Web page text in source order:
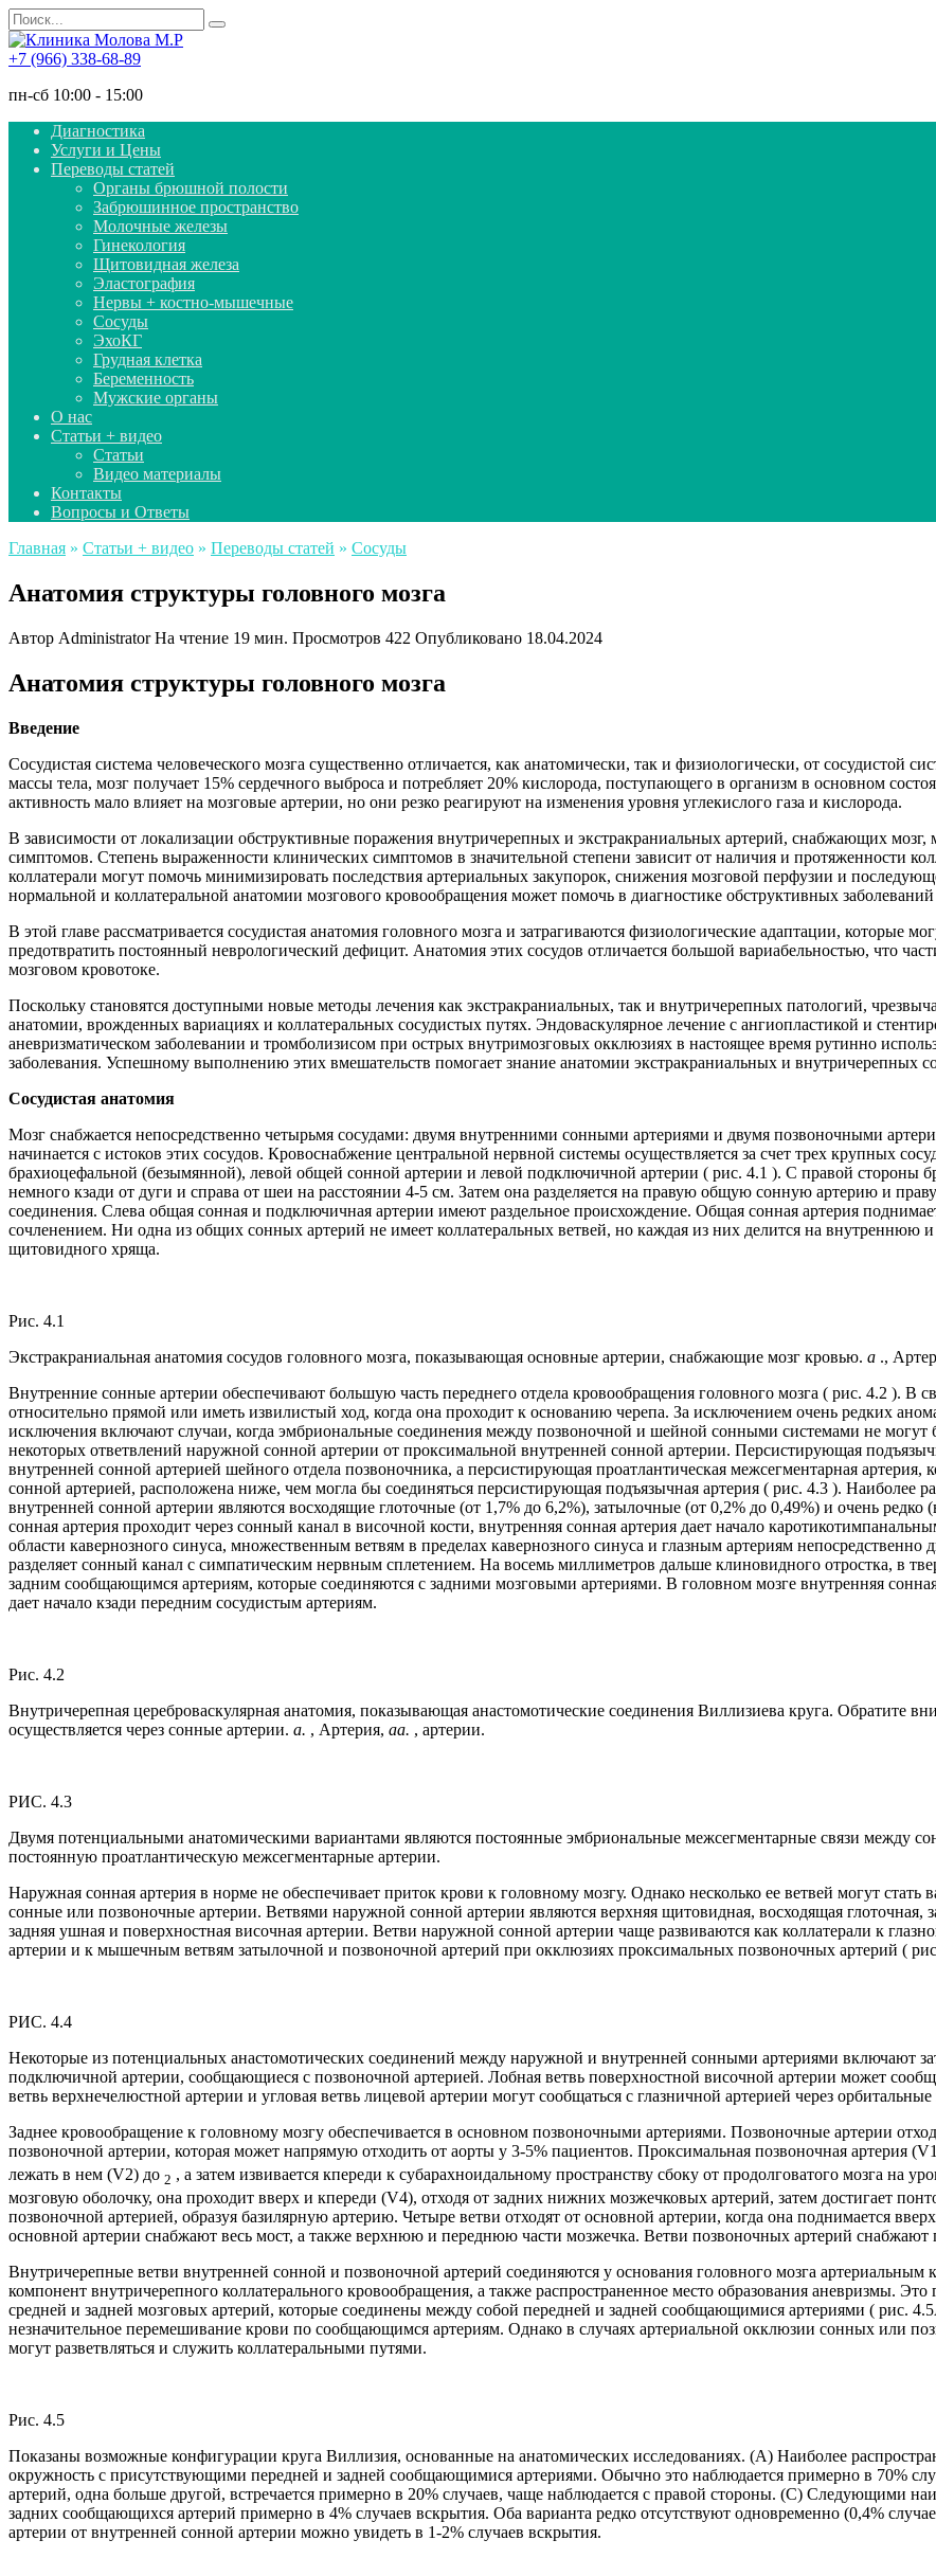
Перейти
к
содержанию
Search
for:
+7 (966) 338-68-89
пн-сб 10:00 - 15:00
Диагностика
Услуги и Цены
Переводы статей
Органы брюшной полости
Забрюшинное пространство
Молочные железы
Гинекология
Щитовидная железа
Эластография
Нервы + костно-мышечные
Сосуды
ЭхоКГ
Грудная клетка
Беременность
Мужские органы
О нас
Статьи + видео
Статьи
Видео материалы
Контакты
Вопросы и Ответы
Главная » Статьи + видео » Переводы статей » Сосуды
Анатомия структуры головного мозга
Автор Administrator На чтение 19 мин. Просмотров 422 Опубликовано 18.04.2024
Анатомия структуры головного мозга
Введение
Сосудистая система человеческого мозга существенно отличается, как анатомически, так и физиологически, от сосудистой
массы тела, мозг получает 15% сердечного выброса и потребляет 20% кислорода, поступающего в организм в основном
активность мало влияет на мозговые артерии, но они резко реагируют на изменения уровня углекислого газа и кислорода.
В зависимости от локализации обструктивные поражения внутричерепных и экстракраниальных артерий, снабжающих
симптомов. Степень выраженности клинических симптомов в значительной степени зависит от наличия и протяженности
коллатерали могут помочь минимизировать последствия артериальных закупорок, снижения мозговой перфузии и
нормальной и коллатеральной анатомии мозгового кровообращения может помочь в диагностике обструктивных
В этой главе рассматривается сосудистая анатомия головного мозга и затрагиваются физиологические адаптации, которые
предотвратить постоянный неврологический дефицит. Анатомия этих сосудов отличается большой вариабельностью, что
мозговом кровотоке.
Поскольку становятся доступными новые методы лечения как экстракраниальных, так и внутричерепных патологий,
анатомии, врожденных вариациях и коллатеральных сосудистых путях. Эндоваскулярное лечение с ангиопластикой и
аневризматическом заболевании и тромболизисом при острых внутримозговых окклюзиях в настоящее время рутинно
заболевания. Успешному выполнению этих вмешательств помогает знание анатомии экстракраниальных и внутричерепных
Сосудистая анатомия
Мозг снабжается непосредственно четырьмя сосудами: двумя внутренними сонными артериями и двумя позвоночными
начинается с истоков этих сосудов. Кровоснабжение центральной нервной системы осуществляется за счет трех крупных
брахиоцефальной (безымянной), левой общей сонной артерии и левой подключичной артерии ( рис. 4.1 ). С правой стороны
немного кзади от дуги и справа от шеи на расстоянии 4-5 см. Затем она разделяется на правую общую сонную артерию и
соединения. Слева общая сонная и подключичная артерии имеют раздельное происхождение. Общая сонная артерия
сочленением. Ни одна из общих сонных артерий не имеет коллатеральных ветвей, но каждая из них делится на
щитовидного хряща.
Рис. 4.1
Экстракраниальная анатомия сосудов головного мозга, показывающая основные артерии, снабжающие мозг кровью. a .,
Внутренние сонные артерии обеспечивают большую часть переднего отдела кровообращения головного мозга ( рис. 4.2 ). В
относительно прямой или иметь извилистый ход, когда она проходит к основанию черепа. За исключением очень редких
исключения включают случаи, когда эмбриональные соединения между позвоночной и шейной сонными системами не могут
некоторых ответвлений наружной сонной артерии от проксимальной внутренней сонной артерии. Персистирующая
внутренней сонной артерией шейного отдела позвоночника, а персистирующая проатлантическая межсегментарная
сонной артерией, расположена ниже, чем могла бы соединяться персистирующая подъязычная артерия ( рис. 4.3 ). Наиболее
внутренней сонной артерии являются восходящие глоточные (от 1,7% до 6,2%), затылочные (от 0,2% до 0,49%) и очень
сонная артерия проходит через сонный канал в височной кости, внутренняя сонная артерия дает начало
области кавернозного синуса, множественным ветвям в пределах кавернозного синуса и глазным артериям непосредственно
разделяет сонный канал с симпатическим нервным сплетением. На восемь миллиметров дальше клиновидного отростка, в
задним сообщающимся артериям, которые соединяются с задними мозговыми артериями. В головном мозге внутренняя
дает начало кзади передним сосудистым артериям.
Рис. 4.2
Внутричерепная цереброваскулярная анатомия, показывающая анастомотические соединения Виллизиева круга. Обратите
осуществляется через сонные артерии. a. , Артерия, aa. , артерии.
РИС. 4.3
Двумя потенциальными анатомическими вариантами являются постоянные эмбриональные межсегментарные связи между
постоянную проатлантическую межсегментарные артерии.
Наружная сонная артерия в норме не обеспечивает приток крови к головному мозгу. Однако несколько ее ветвей могут
сонные или позвоночные артерии. Ветвями наружной сонной артерии являются верхняя щитовидная, восходящая глоточная,
задняя ушная и поверхностная височная артерии. Ветви наружной сонной артерии чаще развиваются как коллатерали к
артерии и к мышечным ветвям затылочной и позвоночной артерий при окклюзиях проксимальных позвоночных артерий (
РИС. 4.4
Некоторые из потенциальных анастомотических соединений между наружной и внутренней сонными артериями включают
подключичной артерии, сообщающиеся с позвоночной артерией. Лобная ветвь поверхностной височной артерии может
ветвь верхнечелюстной артерии и угловая ветвь лицевой артерии могут сообщаться с глазничной артерией через орбитальные
Заднее кровообращение к головному мозгу обеспечивается в основном позвоночными артериями. Позвоночные артерии
позвоночной артерии, которая может напрямую отходить от аорты у 3-5% пациентов. Проксимальная позвоночная артерия
лежать в нем (V2) до 2 , а затем извивается кпереди к субарахноидальному пространству сбоку от продолговатого мозга на
мозговую оболочку, она проходит вверх и кпереди (V4), отходя от задних нижних мозжечковых артерий, затем достигает
позвоночной артерией, образуя базилярную артерию. Четыре ветви отходят от основной артерии, когда она поднимается
основной артерии снабжают весь мост, а также верхнюю и переднюю части мозжечка. Ветви позвоночных артерий
Внутричерепные ветви внутренней сонной и позвоночной артерий соединяются у основания головного мозга
компонент внутричерепного коллатерального кровообращения, а также распространенное место образования аневризмы.
средней и задней мозговых артерий, которые соединены между собой передней и задней сообщающимися артериями ( рис.
незначительное перемешивание крови по сообщающимся артериям. Однако в случаях артериальной окклюзии сонных или
могут разветвляться и служить коллатеральными путями.
Рис. 4.5
Показаны возможные конфигурации круга Виллизия, основанные на анатомических исследованиях. (А) Наиболее
окружность с присутствующими передней и задней сообщающимися артериями. Обычно это наблюдается примерно в 70%
артерий, одна больше другой, встречается примерно в 20% случаев, чаще наблюдается с правой стороны. (C) Следующими
задних сообщающихся артерий примерно в 4% случаев вскрытия. Оба варианта редко отсутствуют одновременно (0,4%
артерии от внутренней сонной артерии можно увидеть в 1-2% случаев вскрытия.